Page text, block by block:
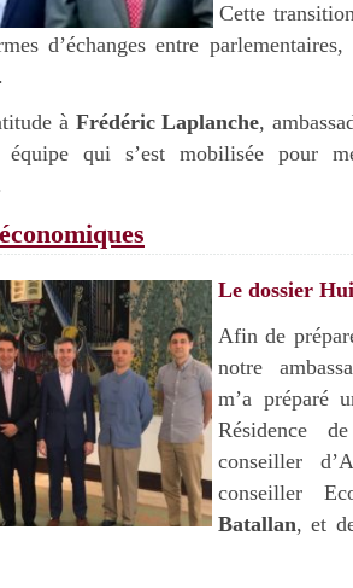
Cette
d’échanges entre
à Frédéric Laplanche,
qui s’est mobilisée pour
Le dossier
Afin de
notre
m’a préparé
Résidence
conseiller
conseiller
Batallan, et